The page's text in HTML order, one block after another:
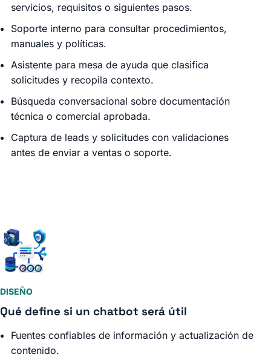
servicios, requisitos o siguientes pasos.
Soporte interno para consultar procedimientos,
manuales y políticas.
Asistente para mesa de ayuda que clasifica
solicitudes y recopila contexto.
Búsqueda conversacional sobre documentación
técnica o comercial aprobada.
Captura de leads y solicitudes con validaciones
antes de enviar a ventas o soporte.
DISEÑO
Qué define si un chatbot será útil
Fuentes confiables de información y actualización de
contenido.